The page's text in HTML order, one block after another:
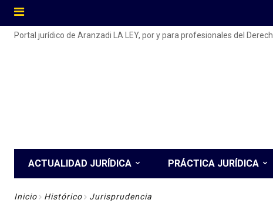
Portal jurídico de Aranzadi LA LEY, por y para profesionales del
ACTUALIDAD JURÍDICA PRÁCTICA JURÍDICA
Inicio Histórico Jurisprudencia